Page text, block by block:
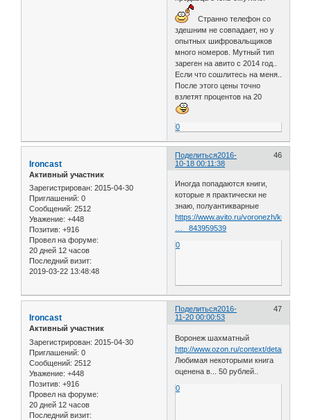
Странно телефон со
здешним не совпадает, но у
опытных шифровальщиков
много номеров. Мутный тип
зареген на авито с 2014 год..
Если что сошлитесь на меня..
После этого цены точно
взлетят процентов на 20
0
Поделиться 46
2016-
10-18 00:11:38
Ironcast
Активный участник
Зарегистрирован: 2015-04-30
Приглашений: 0
Сообщений: 2512
Уважение: +448
Позитив: +916
Провел на форуме:
20 дней 12 часов
Последний визит:
2019-03-22 13:48:48
Иногда попадаются книги,
которые я практически не
знаю, полуантикварные
https://www.avito.ru/voronezh/knigi_i_z
… _843959539
0
Поделиться 47
2016-
11-20 00:00:53
Ironcast
Активный участник
Зарегистрирован: 2015-04-30
Приглашений: 0
Сообщений: 2512
Уважение: +448
Позитив: +916
Провел на форуме:
20 дней 12 часов
Последний визит:
Воронеж шахматный
http://www.ozon.ru/context/detail/id/
Любимая некоторыми книга
оценена в... 50 рублей..
0